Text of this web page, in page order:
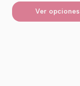
Ver opciones